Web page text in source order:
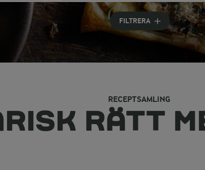
Skriv in sökord för att få
FILTRERA
RECEPTSAMLING
RÄTT